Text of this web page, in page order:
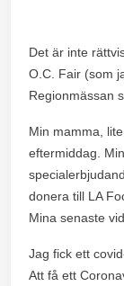
Det är inte
O.C. Fair (som
Regionmässan
Min mamma,
eftermiddag.
donera till LA
Mina senaste
Jag fick ett
Att få ett